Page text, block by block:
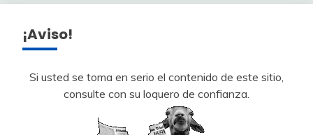
¡Aviso!
Si usted se toma en serio el contenido de este sitio,
consulte con su loquero de confianza.